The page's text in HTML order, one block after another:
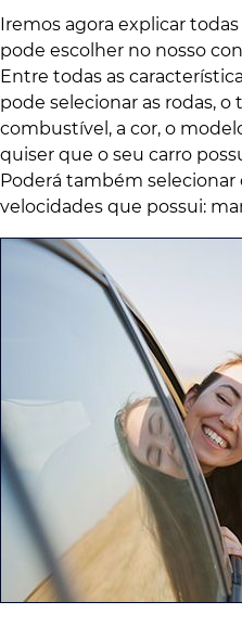
Iremos agora explicar
pode escolher no nosso
Entre todas as
pode selecionar as rodas,
combustível, a cor, o
quiser que o seu carro
Poderá também selecionar
velocidades que possui: